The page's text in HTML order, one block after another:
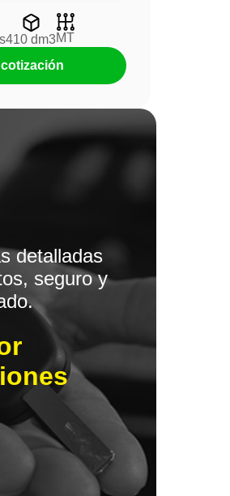
410 dm3MT
detalladas
seguro y